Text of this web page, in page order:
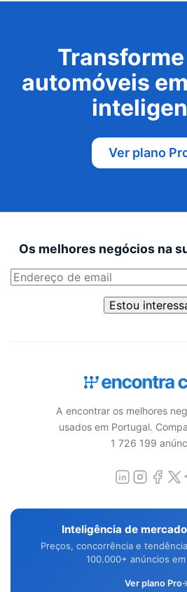
automóveis
Ver plano
Os melhores negócios na
Estou
A encontrar os melhores
usados em Portugal.
1 726 199
Inteligência de
Preços, concorrência e
100.000+ anúncios
Ver plano Pro